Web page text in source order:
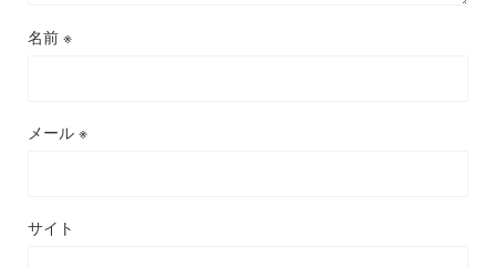
名前 ※
メール ※
サイト